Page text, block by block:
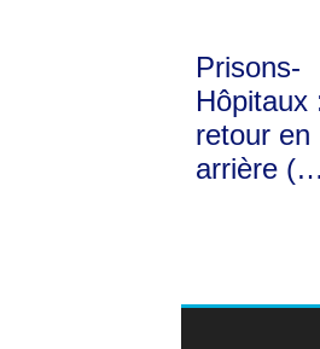
Prisons-
Hôpitaux
retour en
arrière